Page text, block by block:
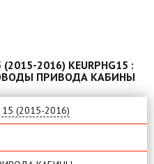
2016) KEURPHG15 :
ПРИВОДА КАБИНЫ
(2015-2016)